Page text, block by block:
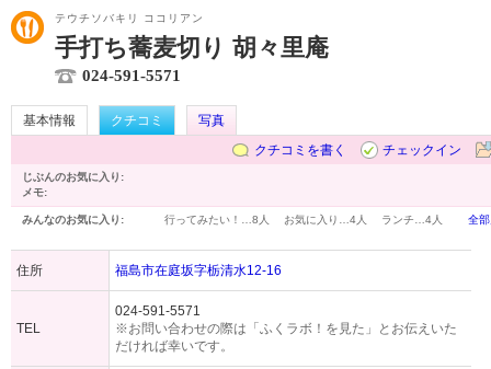
テウチソバキリ ココリアン
手打ち蕎麦切り 胡々里庵
024-591-5571
基本情報 クチコミ
写真
クチコミを書く
チェックイン
じぶんのお気に入り:
メモ:
みんなのお気に入り: 行ってみたい！… 8人 お気に入り… 4人 ランチ… 4人 全
住所 福島市在庭坂字栃清水12-16
TEL
024-591-5571
※お問い合わせの際は「ふくラボ！を見た」とお伝えいた
だければ幸いです。